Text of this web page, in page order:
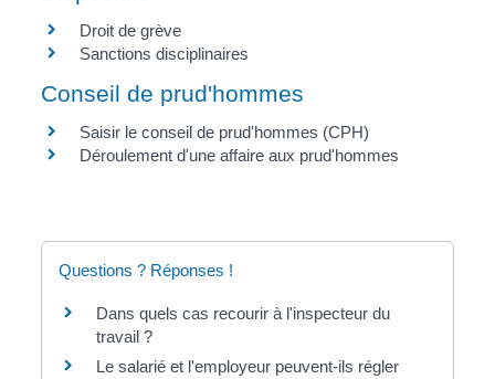
Droit de grève
Sanctions disciplinaires
Conseil de prud'hommes
Saisir le conseil de prud'hommes (CPH)
Déroulement d'une affaire aux prud'hommes
Questions ? Réponses !
Dans quels cas recourir à l'inspecteur du
travail ?
Le salarié et l'employeur peuvent-ils régler